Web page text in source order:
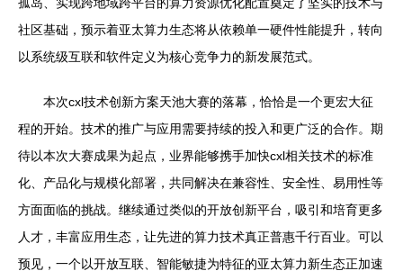
孤岛、实现跨地域跨平台的算力资源优化配置奠定了坚实的技术与
社区基础，预示着亚太算力生态将从依赖单一硬件性能提升，转向
以系统级互联和软件定义为核心竞争力的新发展范式。
本次cxl技术创新方案天池大赛的落幕，恰恰是一个更宏大征
程的开始。技术的推广与应用需要持续的投入和更广泛的合作。期
待以本次大赛成果为起点，业界能够携手加快cxl相关技术的标准
化、产品化与规模化部署，共同解决在兼容性、安全性、易用性等
方面面临的挑战。继续通过类似的开放创新平台，吸引和培育更多
人才，丰富应用生态，让先进的算力技术真正普惠千行百业。可以
预见，一个以开放互联、智能敏捷为特征的亚太算力新生态正加速